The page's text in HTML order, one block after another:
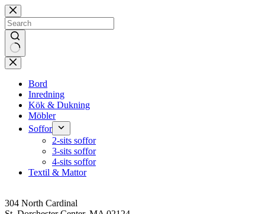
Skip
to
content
No
results
Bord
Inredning
Kök & Dukning
Möbler
Soffor
2-sits soffor
3-sits soffor
4-sits soffor
Textil & Mattor
304 North Cardinal